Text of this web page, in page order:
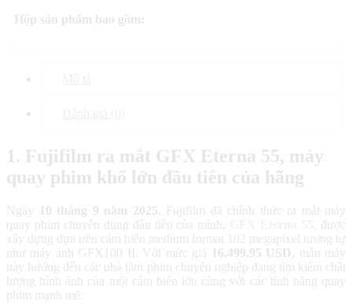
Hộp sản phẩm bao gồm:
1. Fujifilm ra mắt GFX Eterna 55, máy
quay phim khổ lớn đầu tiên của hãng
Ngày 10 tháng 9 năm 2025 , Fujifilm đã chính thức ra mắt máy
quay phim chuyên dụng đầu tiên của mình,
, được
xây dựng dựa trên cảm biến medium format 102 megapixel tương tự
như máy ảnh GFX100 II. Với mức giá 16.499,95 USD
, mẫu máy
này hướng đến các nhà làm phim chuyên nghiệp đang tìm kiếm chất
lượng hình ảnh của một cảm biến lớn cùng với các tính năng quay
phim mạnh mẽ.